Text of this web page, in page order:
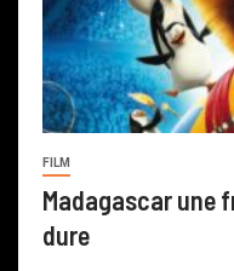
FILM
Madagascar une
dure